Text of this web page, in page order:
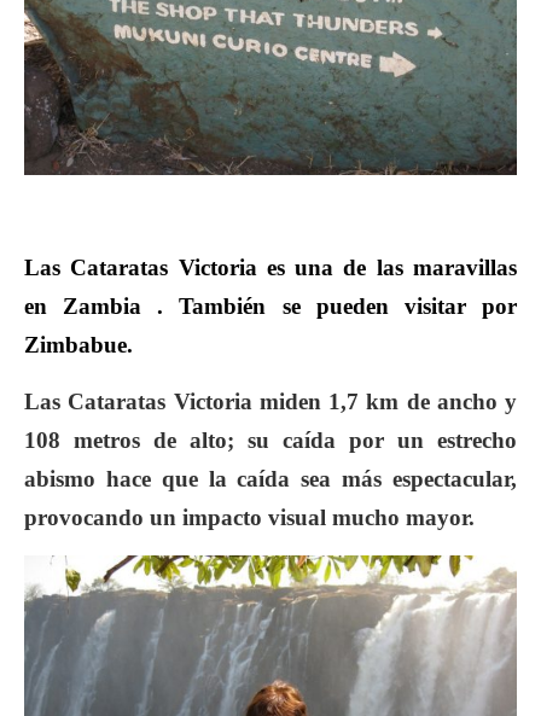
Las Cataratas Victoria es una de las maravillas
en Zambia . También se pueden visitar por
Zimbabue.
Las Cataratas Victoria miden 1,7 km de ancho y
108 metros de alto; su caída por un estrecho
abismo hace que la caída sea más espectacular,
provocando un impacto visual mucho mayor.